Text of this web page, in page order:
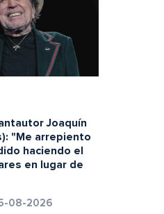
Joaquín
"Me arrepiento
haciendo el
en lugar de
08-2026